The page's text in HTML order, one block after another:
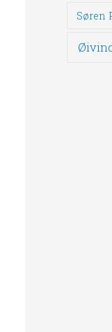
Søren